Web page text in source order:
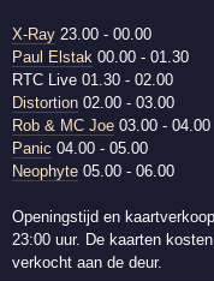
X-Ray 23.00 - 00.00
Paul Elstak 00.00 - 01.30
RTC Live 01.30 - 02.00
Distortion 02.00 - 03.00
Rob & MC Joe 03.00 - 04.00
Panic 04.00 - 05.00
Neophyte 05.00 - 06.00
Openingstijd en
23:00 uur. De kaarten
verkocht aan de deur.